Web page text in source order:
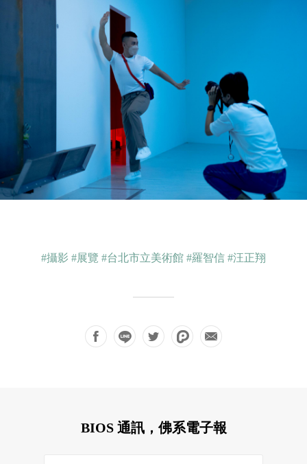
#攝影 #展覽 #台北市立美術館 #羅智信 #汪正翔
BIOS 通訊，佛系電子報